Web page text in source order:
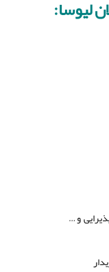
لیوسا:
و …